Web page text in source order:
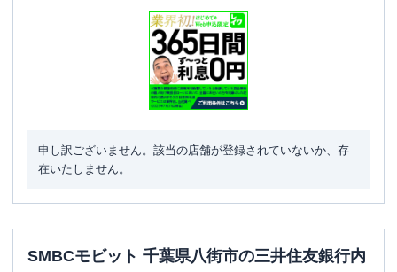
申し訳ございません。該当の店舗が登録されていないか、存
在いたしません。
SMBCモビット 千葉県八街市の三井住友銀行内